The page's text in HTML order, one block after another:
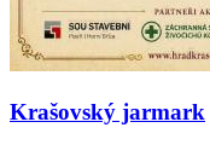
Krašovský jarmark